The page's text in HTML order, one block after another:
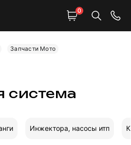
0
Запчасти Мото
система
Инжектора, насосы итп